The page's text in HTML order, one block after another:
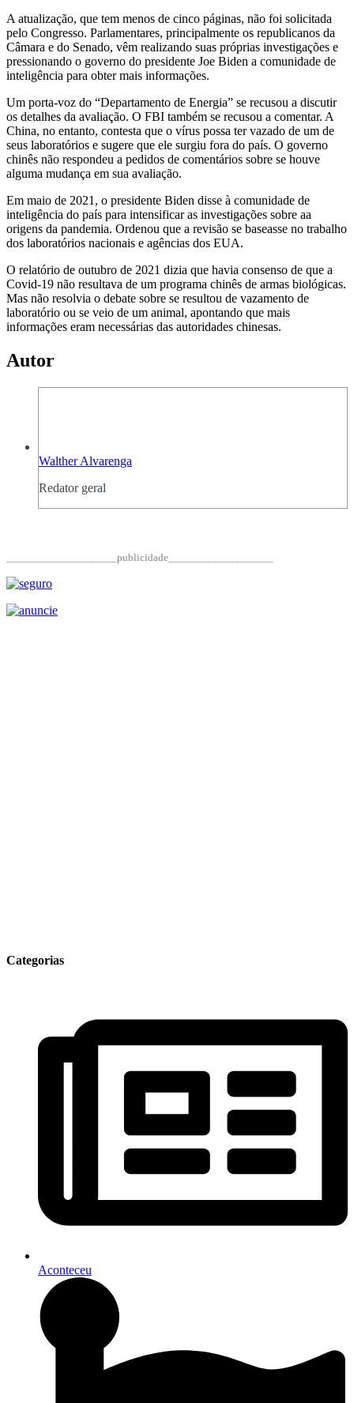
A atualização, que tem menos de cinco páginas, não foi solicitada
pelo Congresso. Parlamentares, principalmente os republicanos da
Câmara e do Senado, vêm realizando suas próprias investigações e
pressionando o governo do presidente Joe Biden a comunidade de
inteligência para obter mais informações.
Um porta-voz do “Departamento de Energia” se recusou a discutir
os detalhes da avaliação. O FBI também se recusou a comentar. A
China, no entanto, contesta que o vírus possa ter vazado de um de
seus laboratórios e sugere que ele surgiu fora do país. O governo
chinês não respondeu a pedidos de comentários sobre se houve
alguma mudança em sua avaliação.
Em maio de 2021, o presidente Biden disse à comunidade de
inteligência do país para intensificar as investigações sobre aa
origens da pandemia. Ordenou que a revisão se baseasse no trabalho
dos laboratórios nacionais e agências dos EUA.
O relatório de outubro de 2021 dizia que havia consenso de que a
Covid-19 não resultava de um programa chinês de armas biológicas.
Mas não resolvia o debate sobre se resultou de vazamento de
laboratório ou se veio de um animal, apontando que mais
informações eram necessárias das autoridades chinesas.
Autor
Walther Alvarenga
Redator geral
____________________publicidade___________________
Categorias
Aconteceu